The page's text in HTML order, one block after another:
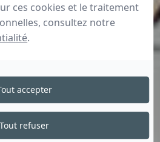
ces cookies et le traitement
consultez notre
.
Tout refuser
accepter